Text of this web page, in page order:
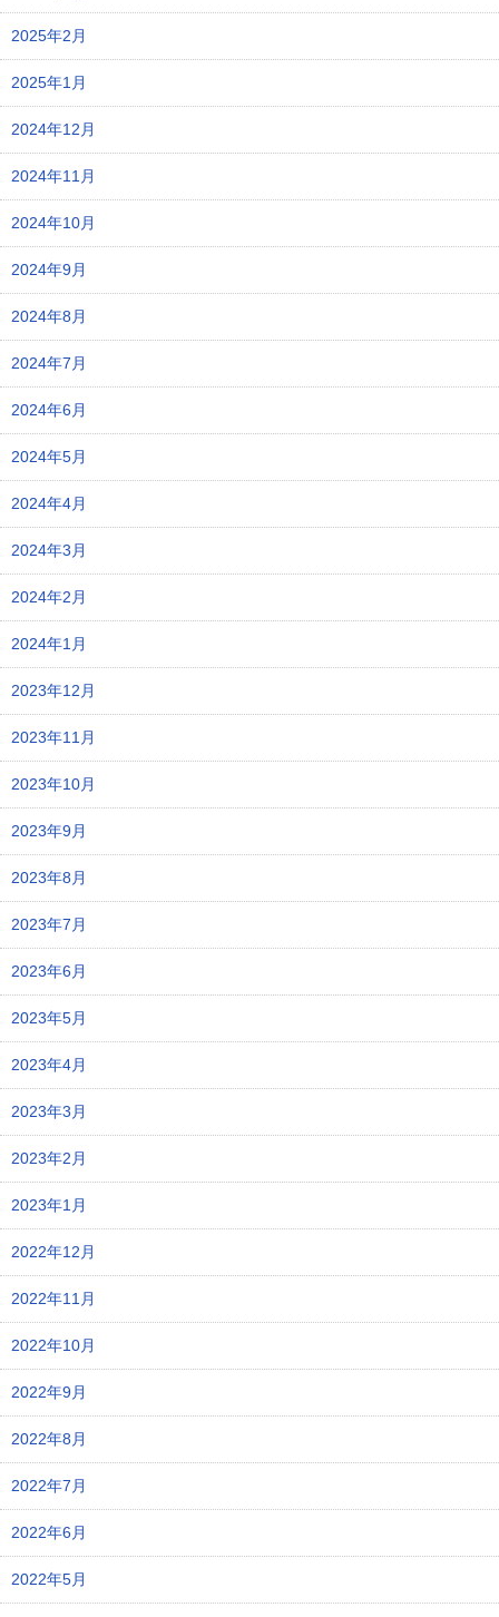
2025年2月
2025年1月
2024年12月
2024年11月
2024年10月
2024年9月
2024年8月
2024年7月
2024年6月
2024年5月
2024年4月
2024年3月
2024年2月
2024年1月
2023年12月
2023年11月
2023年10月
2023年9月
2023年8月
2023年7月
2023年6月
2023年5月
2023年4月
2023年3月
2023年2月
2023年1月
2022年12月
2022年11月
2022年10月
2022年9月
2022年8月
2022年7月
2022年6月
2022年5月